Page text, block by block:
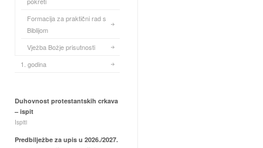
Formacija za praktični rad s
Biblijom
Vježba Božje prisutnosti
1. godina
Duhovnost protestantskih crkava
– ispit
Ispiti
Predbilježbe za upis u 2026./2027.